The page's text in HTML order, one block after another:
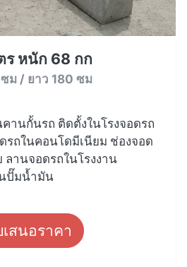
ร หนัก 68 กก
ซม / ยาว 180 ซม
านกั้นรถ ติดตั้งในโรงจอดรถ
รถในคอนโดมีเนียม ช่องจอด
ลานจอดรถในโรงงาน
ปั๊มน้ำมัน
สนอราคา